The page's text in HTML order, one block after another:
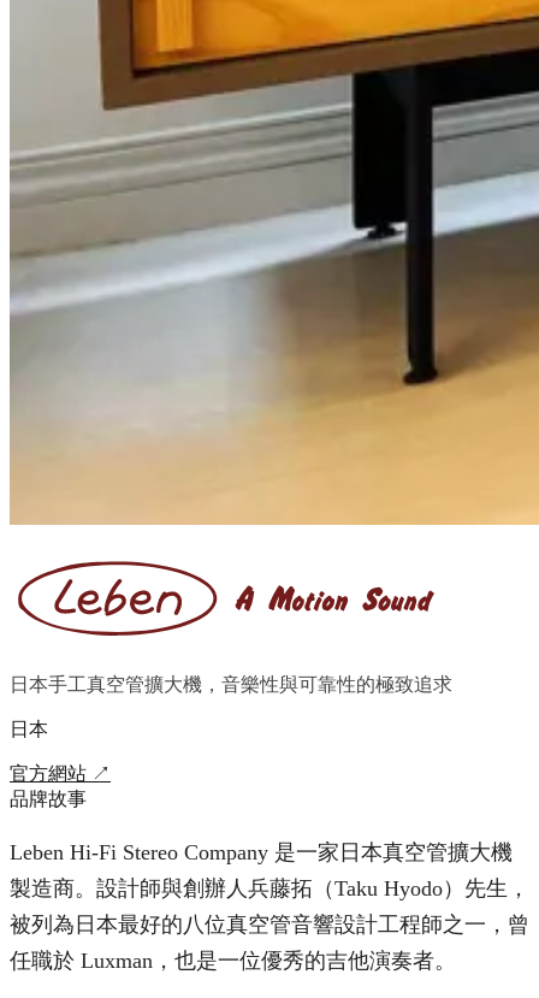
日本手工真空管擴大機，音樂性與可靠性的極致追求
日本
官方網站 ↗
品牌故事
Leben Hi-Fi Stereo Company 是一家日本真空管擴大機
製造商。設計師與創辦人兵藤拓（Taku Hyodo）先生，
被列為日本最好的八位真空管音響設計工程師之一，曾
任職於 Luxman，也是一位優秀的吉他演奏者。